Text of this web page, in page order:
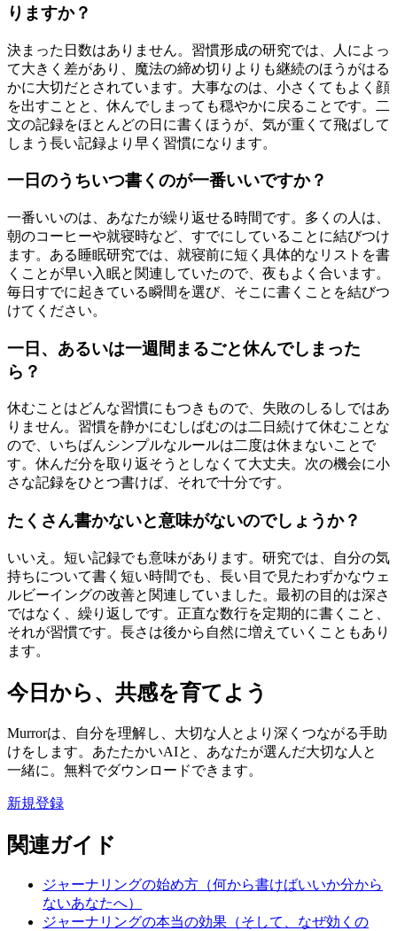
りますか？
決まった日数はありません。習慣形成の研究では、人によっ
て大きく差があり、魔法の締め切りよりも継続のほうがはる
かに大切だとされています。大事なのは、小さくてもよく顔
を出すことと、休んでしまっても穏やかに戻ることです。二
文の記録をほとんどの日に書くほうが、気が重くて飛ばして
しまう長い記録より早く習慣になります。
一日のうちいつ書くのが一番いいですか？
一番いいのは、あなたが繰り返せる時間です。多くの人は、
朝のコーヒーや就寝時など、すでにしていることに結びつけ
ます。ある睡眠研究では、就寝前に短く具体的なリストを書
くことが早い入眠と関連していたので、夜もよく合います。
毎日すでに起きている瞬間を選び、そこに書くことを結びつ
けてください。
一日、あるいは一週間まるごと休んでしまった
ら？
休むことはどんな習慣にもつきもので、失敗のしるしではあ
りません。習慣を静かにむしばむのは二日続けて休むことな
ので、いちばんシンプルなルールは二度は休まないことで
す。休んだ分を取り返そうとしなくて大丈夫。次の機会に小
さな記録をひとつ書けば、それで十分です。
たくさん書かないと意味がないのでしょうか？
いいえ。短い記録でも意味があります。研究では、自分の気
持ちについて書く短い時間でも、長い目で見たわずかなウェ
ルビーイングの改善と関連していました。最初の目的は深さ
ではなく、繰り返しです。正直な数行を定期的に書くこと、
それが習慣です。長さは後から自然に増えていくこともあり
ます。
今日から、共感を育てよう
Murrorは、自分を理解し、大切な人とより深くつながる手助
けをします。あたたかいAIと、あなたが選んだ大切な人と
一緒に。無料でダウンロードできます。
新規登録
関連ガイド
ジャーナリングの始め方（何から書けばいいか分から
ないあなたへ）
ジャーナリングの本当の効果（そして、なぜ効くの